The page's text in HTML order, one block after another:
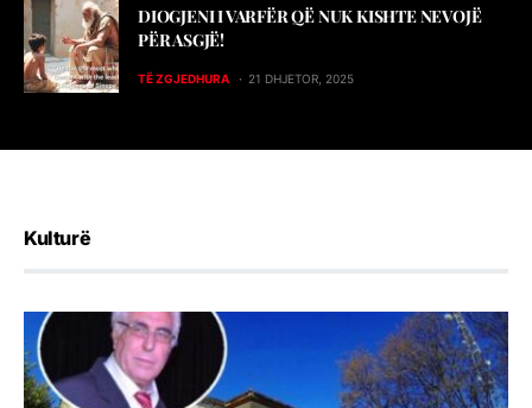
DIOGJENI I VARFËR QË NUK KISHTE NEVOJË
PËR ASGJË!
TË ZGJEDHURA 21 DHJETOR, 2025
Kulturë